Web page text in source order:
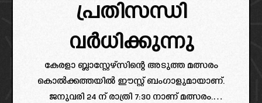
പ്രതിസന്ധി
വർധിക്കുന്നു
കേരളാ ബ്ലാസ്റ്റേഴ്സിന്റെ അടുത്ത മത്സരം
കൊൽക്കത്തയിൽ ഈസ്റ്റ് ബംഗാളുമായാണ്.
ജനുവരി 24 ന് രാത്രി 7:30 നാണ് മത്സരം.